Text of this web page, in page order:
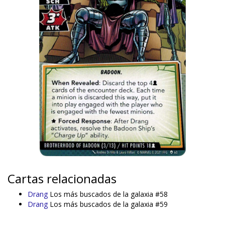
Cartas relacionadas
Drang Los más buscados de la galaxia #58
Drang Los más buscados de la galaxia #59